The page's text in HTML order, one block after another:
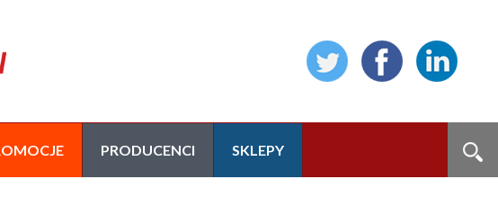
PRODUCENCI SKLEPY